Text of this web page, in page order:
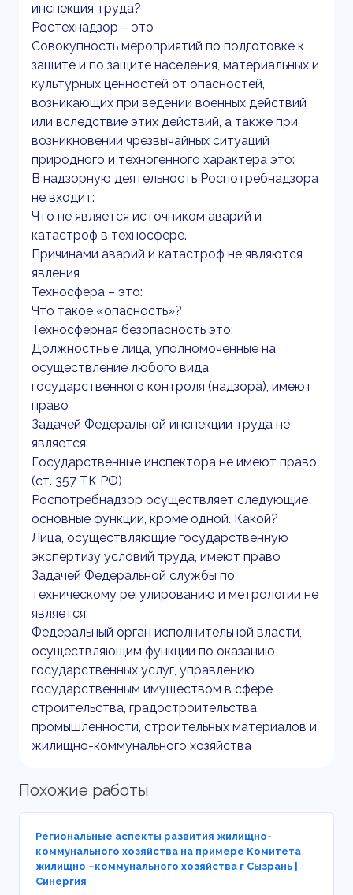
инспекция труда?
Ростехнадзор – это
Совокупность мероприятий по подготовке к
защите и по защите населения, материальных и
культурных ценностей от опасностей,
возникающих при ведении военных действий
или вследствие этих действий, а также при
возникновении чрезвычайных ситуаций
природного и техногенного характера это:
В надзорную деятельность Роспотребнадзора
не входит:
Что не является источником аварий и
катастроф в техносфере.
Причинами аварий и катастроф не являются
явления
Техносфера – это:
Что такое «опасность»?
Техносферная безопасность это:
Должностные лица, уполномоченные на
осуществление любого вида
государственного контроля (надзора), имеют
право
Задачей Федеральной инспекции труда не
является:
Государственные инспектора не имеют право
(ст. 357 ТК РФ)
Роспотребнадзор осуществляет следующие
основные функции, кроме одной. Какой?
Лица, осуществляющие государственную
экспертизу условий труда, имеют право
Задачей Федеральной службы по
техническому регулированию и метрологии не
является:
Федеральный орган исполнительной власти,
осуществляющим функции по оказанию
государственных услуг, управлению
государственным имуществом в сфере
строительства, градостроительства,
промышленности, строительных материалов и
жилищно-коммунального хозяйства
Похожие работы
Региональные аспекты развития жилищно-
коммунального хозяйства на примере Комитета
жилищно –коммунального хозяйства г Сызрань |
Синергия